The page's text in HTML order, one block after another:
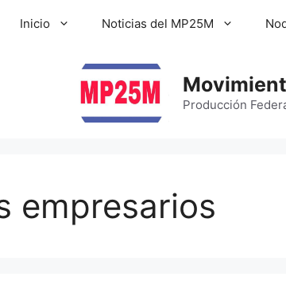
Inicio Noticias del MP25M
Producción
empresarios